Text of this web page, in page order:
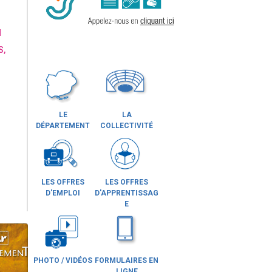
LE
DÉPARTEMENT
LA
COLLECTIVITÉ
LES OFFRES
D'EMPLOI
LES OFFRES
D'APPRENTISSAG
E
PHOTO / VIDÉOS FORMULAIRES EN